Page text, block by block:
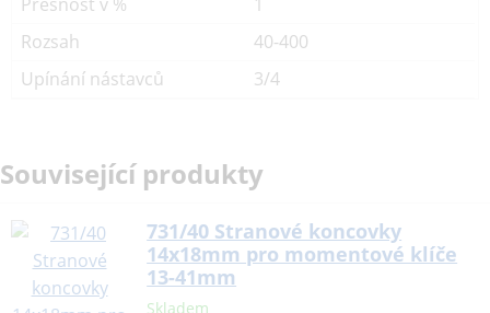
Rozsah
40-400
Upínání nástavců
3/4
Související produkty
731/40 Stranové koncovky
14x18mm pro momentové klíče
13-41mm
Skladem